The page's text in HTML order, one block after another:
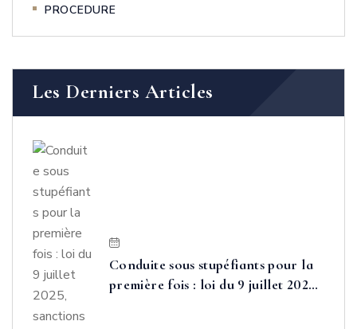
PROCEDURE
Les Derniers Articles
Conduite sous stupéfiants pour la
première fois : loi du 9 juillet 2025,